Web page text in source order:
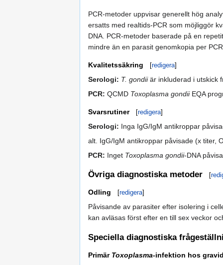
PCR-metoder uppvisar generellt hög
ersatts med realtids-PCR som möjliggör
DNA. PCR-metoder baserade på en
mindre än en parasit genomkopia per
Kvalitetssäkring [redigera]
Serologi: T. gondiiär inkluderad i utskick
PCR: QCMD Toxoplasma gondiiEQA
Svarsrutiner [redigera]
Serologi: Inga IgG/IgM antikroppar
alt. IgG/IgM antikroppar påvisade (x titer,
PCR: Inget Toxoplasma gondii-DNA
Övriga diagnostiska metoder [
Odling [redigera]
Påvisande av parasiter efter isolering i
kan avläsas först efter en till sex veckor
Speciella diagnostiska
Primär Toxoplasma-infektion hos